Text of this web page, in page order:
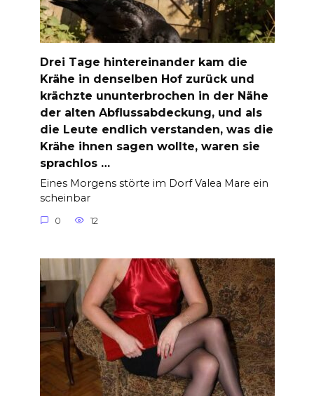
Drei Tage hintereinander kam die
Krähe in denselben Hof zurück und
krächzte ununterbrochen in der Nähe
der alten Abflussabdeckung, und als
die Leute endlich verstanden, was die
Krähe ihnen sagen wollte, waren sie
sprachlos …
Eines Morgens störte im Dorf Valea Mare ein
scheinbar
0 12